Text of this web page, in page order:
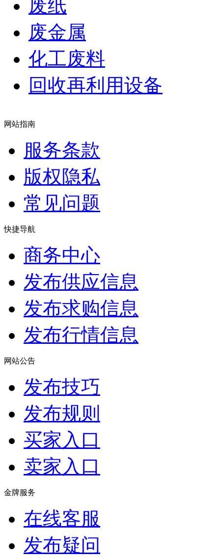
废纸
废金属
化工废料
回收再利用设备
网站指南
服务条款
版权隐私
常见问题
快捷导航
商务中心
发布供应信息
发布求购信息
发布行情信息
网站公告
发布技巧
发布规则
买家入口
卖家入口
金牌服务
在线客服
发布疑问